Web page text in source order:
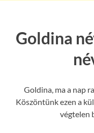
Goldina
Goldina, ma a nap
Köszöntünk ezen a
végtelen